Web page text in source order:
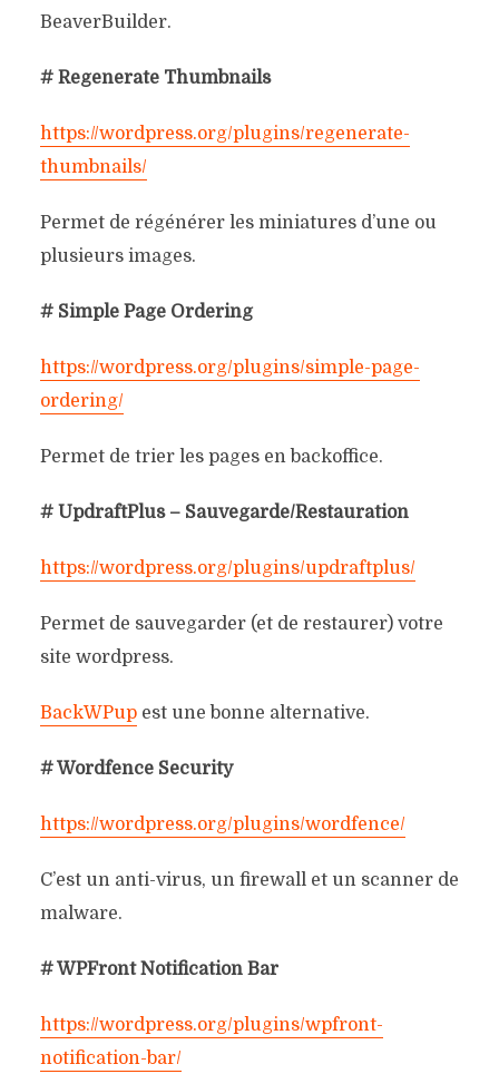
BeaverBuilder.
# Regenerate Thumbnails
https://wordpress.org/plugins/regenerate-
thumbnails/
Permet de régénérer les miniatures d’une ou
plusieurs images.
# Simple Page Ordering
https://wordpress.org/plugins/simple-page-
ordering/
Permet de trier les pages en backoffice.
# UpdraftPlus – Sauvegarde/Restauration
https://wordpress.org/plugins/updraftplus/
Permet de sauvegarder (et de restaurer) votre
site wordpress.
BackWPupest une bonne alternative.
# Wordfence Security
https://wordpress.org/plugins/wordfence/
C’est un anti-virus, un firewall et un scanner de
malware.
# WPFront Notification Bar
https://wordpress.org/plugins/wpfront-
notification-bar/